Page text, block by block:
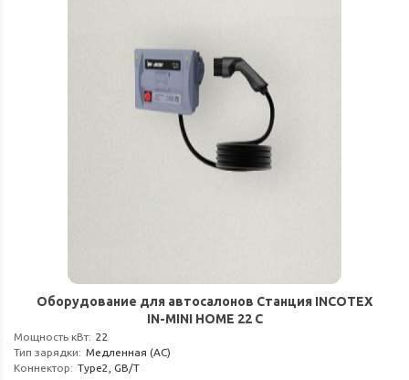
Оборудование для автосалонов Станция INCOTEX
IN-MINI HOME 22 C
Мощность кВт: 22
Тип зарядки: Медленная (АС)
Коннектор: Type2, GB/T